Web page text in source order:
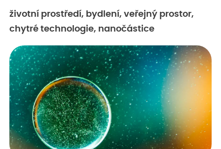
životní prostředí, bydlení, veřejný prostor,
chytré technologie, nanočástice